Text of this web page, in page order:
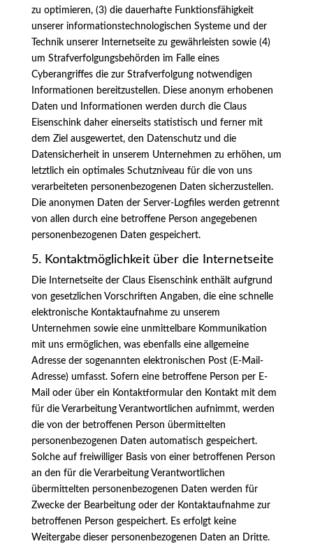
zu optimieren, (3) die dauerhafte Funktionsfähigkeit
unserer informationstechnologischen Systeme und der
Technik unserer Internetseite zu gewährleisten sowie (4)
um Strafverfolgungsbehörden im Falle eines
Cyberangriffes die zur Strafverfolgung notwendigen
Informationen bereitzustellen. Diese anonym erhobenen
Daten und Informationen werden durch die Claus
Eisenschink daher einerseits statistisch und ferner mit
dem Ziel ausgewertet, den Datenschutz und die
Datensicherheit in unserem Unternehmen zu erhöhen, um
letztlich ein optimales Schutzniveau für die von uns
verarbeiteten personenbezogenen Daten sicherzustellen.
Die anonymen Daten der Server-Logfiles werden getrennt
von allen durch eine betroffene Person angegebenen
personenbezogenen Daten gespeichert.
5. Kontaktmöglichkeit über die Internetseite
Die Internetseite der Claus Eisenschink enthält aufgrund
von gesetzlichen Vorschriften Angaben, die eine schnelle
elektronische Kontaktaufnahme zu unserem
Unternehmen sowie eine unmittelbare Kommunikation
mit uns ermöglichen, was ebenfalls eine allgemeine
Adresse der sogenannten elektronischen Post (E-Mail-
Adresse) umfasst. Sofern eine betroffene Person per E-
Mail oder über ein Kontaktformular den Kontakt mit dem
für die Verarbeitung Verantwortlichen aufnimmt, werden
die von der betroffenen Person übermittelten
personenbezogenen Daten automatisch gespeichert.
Solche auf freiwilliger Basis von einer betroffenen Person
an den für die Verarbeitung Verantwortlichen
übermittelten personenbezogenen Daten werden für
Zwecke der Bearbeitung oder der Kontaktaufnahme zur
betroffenen Person gespeichert. Es erfolgt keine
Weitergabe dieser personenbezogenen Daten an Dritte.